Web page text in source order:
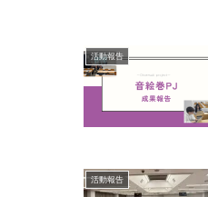
活動報告
活動報告